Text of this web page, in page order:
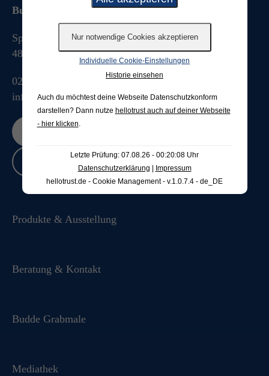
Budde Grabmale GmbH & Co. KG
info@budde-grabmale.de
025813076
Splieterstrasse 41
48231
Warendorf
Produkte & Ausstellung
Beratung & Kontakt
Budde Grabmale
Mediathek
Individuelle Cookie-Einstellungen
Historie einsehen
Auch du möchtest deine Webseite Datenschutzkonform
darstellen? Dann nutze hellotrust auch auf deiner Webseite
- hier klicken
Letzte Prüfung: 07.08.26 - 00:20:08 Uhr
Datenschutzerklärung | Impressum
hellotrust.de - Cookie Management - v.1.0.7.4 - de_DE